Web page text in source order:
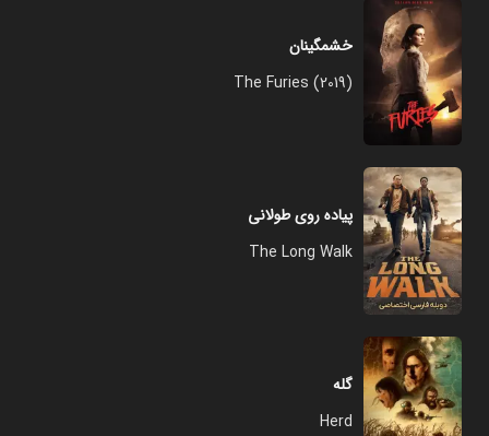
خشمگینان
The Furies (2019)
پیاده‌ روی طولانی
The Long Walk
گله
Herd